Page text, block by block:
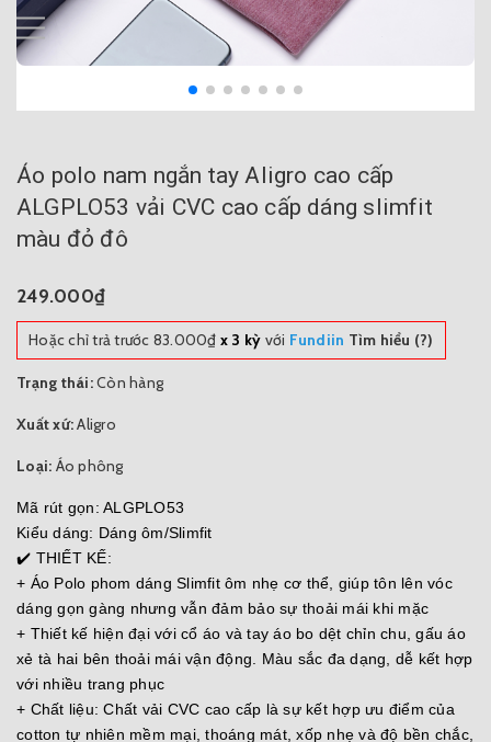
Áo polo nam ngắn tay Aligro cao cấp
ALGPLO53 vải CVC cao cấp dáng slimfit
màu đỏ đô
249.000₫
Hoặc chỉ trả trước 83.000₫ x 3 kỳ với Fundiin Tìm hiểu (?)
Trạng thái:Còn hàng
Xuất xứ:Aligro
Loại: Áo phông
Mã rút gọn: ALGPLO53
Kiểu dáng: Dáng ôm/Slimfit
✔️ THIẾT KẾ:
+ Áo Polo phom dáng Slimfit ôm nhẹ cơ thể, giúp tôn lên vóc
dáng gọn gàng nhưng vẫn đảm bảo sự thoải mái khi mặc
+ Thiết kế hiện đại với cổ áo và tay áo bo dệt chỉn chu, gấu áo
xẻ tà hai bên thoải mái vận động. Màu sắc đa dạng, dễ kết hợp
với nhiều trang phục
+ Chất liệu: Chất vải CVC cao cấp là sự kết hợp ưu điểm của
cotton tự nhiên mềm mại, thoáng mát, xốp nhẹ và độ bền chắc,